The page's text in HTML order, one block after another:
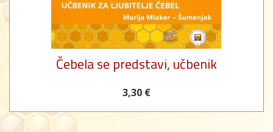
Čebela se predstavi, učbenik
3,30 €